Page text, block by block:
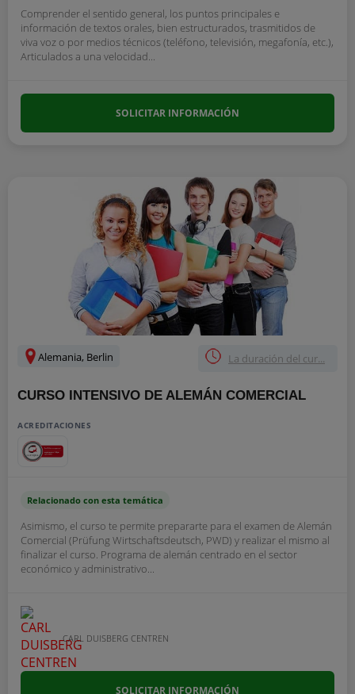
Comprender el sentido general, los puntos principales e
información de textos orales, bien estructurados, trasmitidos de
viva voz o por medios técnicos (teléfono, televisión, megafonía, etc.),
Articulados a una velocidad...
SOLICITAR INFORMACIÓN
Alemania, Berlin La duración del cur...
CURSO INTENSIVO DE ALEMÁN COMERCIAL
ACREDITACIONES
Relacionado con esta temática
Asimismo, el curso te permite prepararte para el examen de Alemán
Comercial (Prüfung Wirtschaftsdeutsch, PWD) y realizar el mismo al
finalizar el curso. Programa de alemán centrado en el sector
económico y administrativo...
CARL DUISBERG CENTREN
SOLICITAR INFORMACIÓN